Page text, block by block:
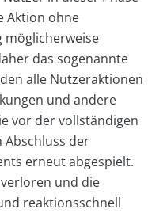
Aktion ohne
möglicherweise
das sogenannte
alle Nutzeraktionen
und andere
vor der vollständigen
der
erneut abgespielt.
und die
reaktionsschnell